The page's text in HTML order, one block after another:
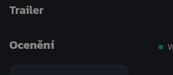
Trailer
Ocenění